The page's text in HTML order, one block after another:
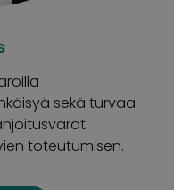
sekä turvaa
toteutumisen.